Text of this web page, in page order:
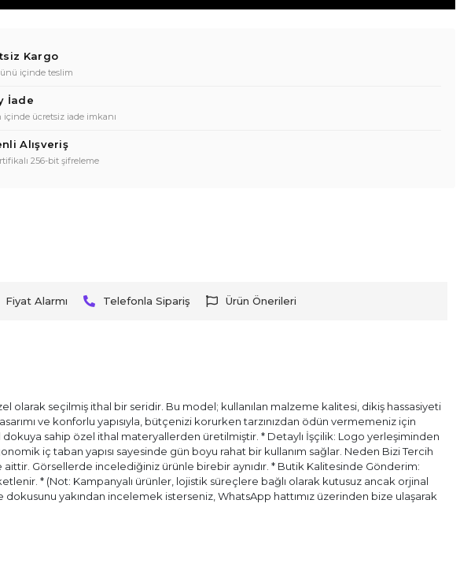
Kargo
içinde teslim
İade
içinde ücretsiz iade imkanı
Alışveriş
256-bit şifreleme
Fiyat Alarmı Telefonla Sipariş Ürün Önerileri
seçilmiş ithal bir seridir. Bu model; kullanılan malzeme kalitesi, dikiş hassasiyeti
ve konforlu yapısıyla, bütçenizi korurken tarzınızdan ödün vermemeniz için
dokuya sahip özel ithal materyallerden üretilmiştir. * Detaylı İşçilik: Logo yerleşiminden
iç taban yapısı sayesinde gün boyu rahat bir kullanım sağlar. Neden Bizi Tercih
Görsellerde incelediğiniz ürünle birebir aynıdır. * Butik Kalitesinde Gönderim:
* (Not: Kampanyalı ürünler, lojistik süreçlere bağlı olarak kutusuz ancak orjinal
yakından incelemek isterseniz, WhatsApp hattımız üzerinden bize ulaşarak